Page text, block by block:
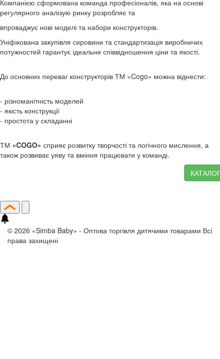
Компанією сформована команда професіоналів, яка на основі
регулярного аналізую ринку розробляє та
впроваджує нові моделі та набори конструкторів.
Уніфікована закупівля сировини та стандартизація виробничих
потужностей гарантує ідеальне співвідношення ціни та якості.
До основних переваг конструкторів ТМ «Cogo» можна віднести:
- різноманітність моделей
- якість конструкції
- простота у складанні
ТМ «COGO» сприяє розвитку творчості та логічного мислення, а
також розвиває уяву та вміння працювати у команді.
© 2026 «Simba Baby» - Оптова торгівля дитячими товарами Всі
права захищені